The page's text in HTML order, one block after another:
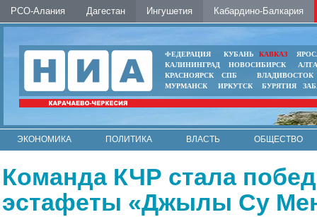
РСО-Алания Дагестан Ингушетия Кабардино-Балкария
ФЕДЕРАЦИЯ КУБАНЬ КАВКАЗ
КАЛИНИНГРАД
НОВОСИБИРСК
КРАСНОЯРСК
СПБ
ВЛАДИВОСТОК
МУРМАНСК
ИРКУТСК БУРЯТИЯ
ЭКОНОМИКА ПОЛИТИКА ВЛАСТЬ
ОБЩЕСТВО
Команда КЧР стала
эстафеты «Джылы Су